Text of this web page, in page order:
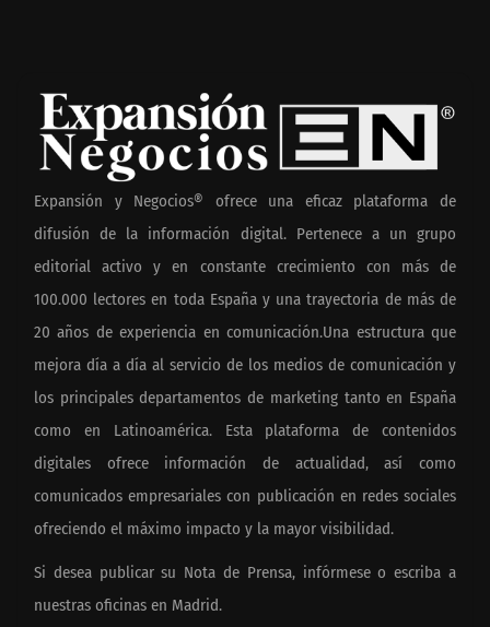
Expansión y Negocios® ofrece una eficaz plataforma de
difusión de la información digital. Pertenece a un grupo
editorial activo y en constante crecimiento con más de
100.000 lectores en toda España y una trayectoria de más de
20 años de experiencia en comunicación.Una estructura que
mejora día a día al servicio de los medios de comunicación y
los principales departamentos de marketing tanto en España
como en Latinoamérica. Esta plataforma de contenidos
digitales ofrece información de actualidad, así como
comunicados empresariales con publicación en redes sociales
ofreciendo el máximo impacto y la mayor visibilidad.
Si desea publicar su Nota de Prensa, infórmese o escriba a
nuestras oficinas en Madrid.